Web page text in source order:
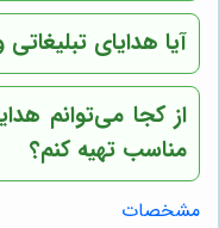
آیا هدایای
از کجا می‌توانم
مناسب تهیه کنم؟
مشخصات